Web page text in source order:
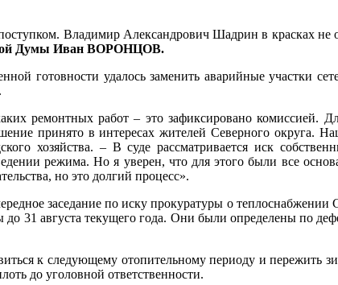
Владимир Александрович Шадрин в красках не
Думы Иван ВОРОНЦОВ.
готовности удалось заменить аварийные участки
ремонтных работ – это зафиксировано комиссией.
принято в интересах жителей Северного округа.
хозяйства. – В суде рассматривается иск
режима. Но я уверен, что для этого были все
но это долгий процесс».
заседание по иску прокуратуры о
31 августа текущего года. Они были определены по
к следующему отопительному периоду и пережить
до уголовной ответственности.